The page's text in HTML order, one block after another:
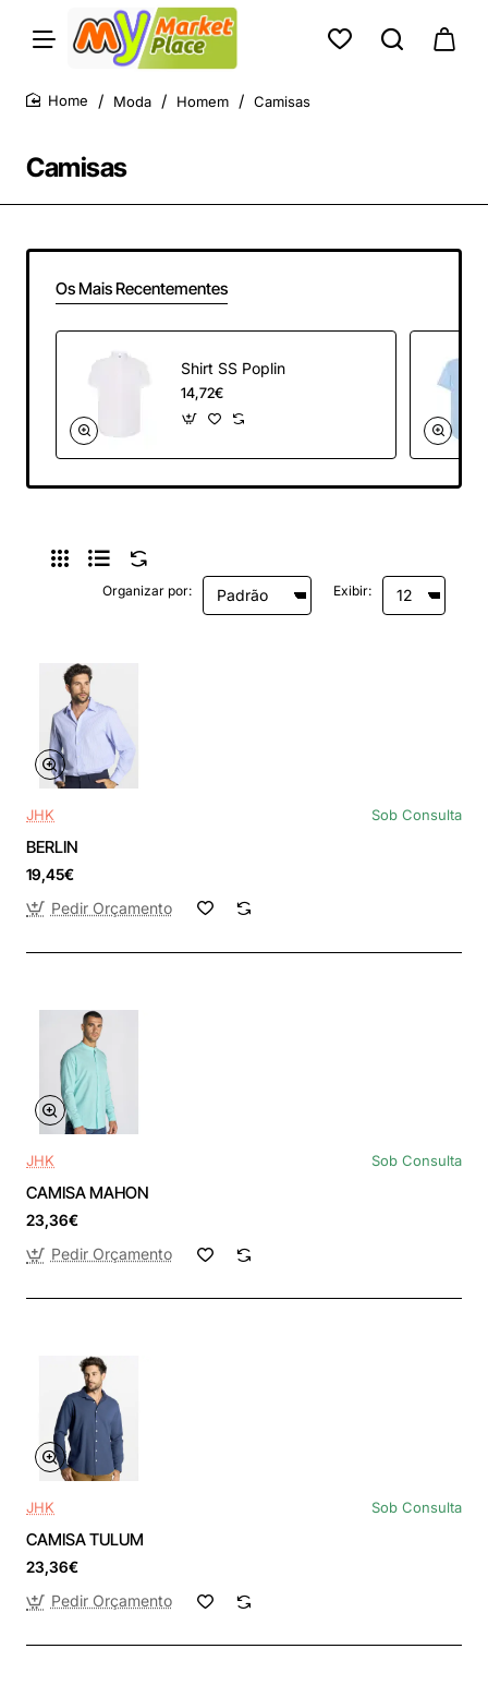
Camisas
Moda Homem Camisas
Os Mais Recentementes
Shirt SS Poplin
14,72€
Organizar por: Exibir:
JHK Sob Consulta
BERLIN
19,45€
Pedir Orçamento
JHK Sob Consulta
CAMISA MAHON
23,36€
Pedir Orçamento
JHK Sob Consulta
CAMISA TULUM
23,36€
Pedir Orçamento